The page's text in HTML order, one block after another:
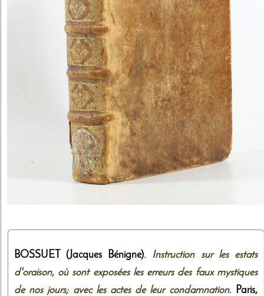
BOSSUET (Jacques Bénigne). Instruction sur les estats
d'oraison, où sont exposées les erreurs des faux mystiques
de nos jours; avec les actes de leur condamnation. Paris,